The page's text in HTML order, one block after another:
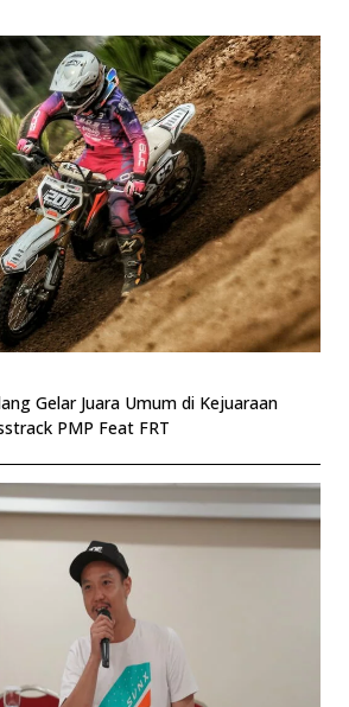
Gelar Juara Umum di Kejuaraan
PMP Feat FRT